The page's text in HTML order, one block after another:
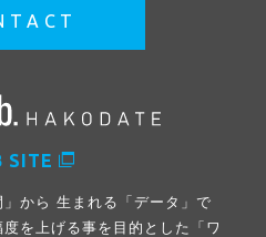
SITE
から 生まれる「データ」で
を上げる事を目的とした「ワ